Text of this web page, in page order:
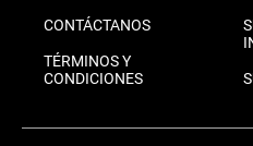
CONTÁCTANOS
TÉRMINOS Y
CONDICIONES